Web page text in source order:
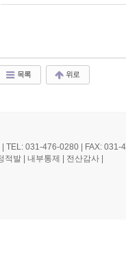
목록 위로
TEL: 031-476-0280 | FAX:
적발 | 내부통제 | 전산감사 |